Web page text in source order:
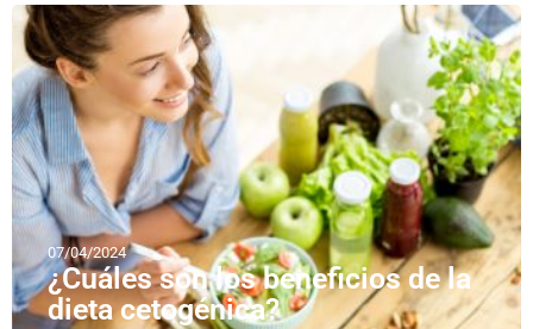
07/04/2024
¿Cuáles son los beneficios de la
dieta cetogénica?